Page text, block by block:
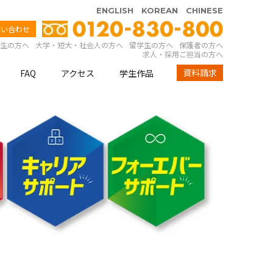
ENGLISH KOREAN CHINESE
合わせ
の方へ
大学・短大・社会人の方へ 留学生の方へ
保護者の方へ
求人・採用ご担当の方へ
FAQ アクセス 学生作品 資料請求